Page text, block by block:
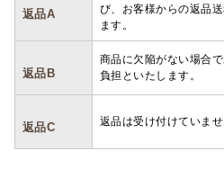
返品A
び、お客様からの返品
ます。
返品B
商品に欠陥がない場合
負担といたします。
返品C 返品は受け付けていませ